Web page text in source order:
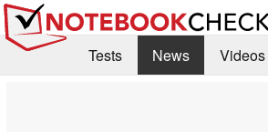
Tests News
Videos